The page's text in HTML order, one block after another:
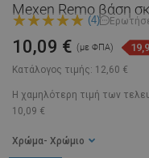
Mexen Remo βάση
(4)
Κατάλογος τιμής: 12,60 €
10,09 € (με ΦΠΑ)
Η χαμηλότερη τιμή των
10,09 €
Χρώμα - Χρώμιο